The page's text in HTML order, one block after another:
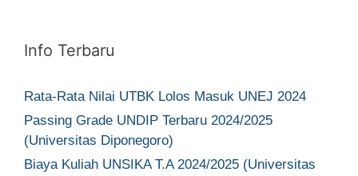
Info Terbaru
Rata-Rata Nilai UTBK Lolos Masuk UNEJ 2024
Passing Grade UNDIP Terbaru 2024/2025
(Universitas Diponegoro)
Biaya Kuliah UNSIKA T.A 2024/2025 (Universitas